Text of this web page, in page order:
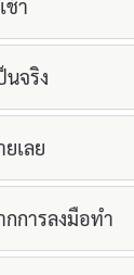
ช้า
นจริง
เลย
กการลงมือทำ